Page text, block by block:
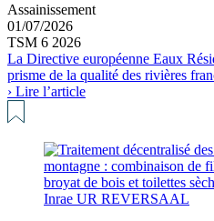
Assainissement
01/07/2026
TSM 6 2026
La Directive européenne Eaux
prisme de la qualité des rivières
› Lire l’article
Inrae UR REVERSAAL